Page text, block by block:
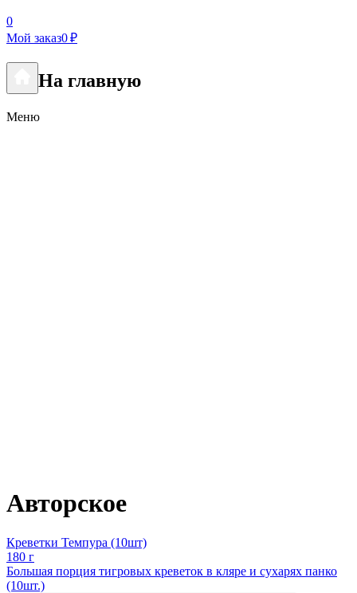
0
Мой заказ0 ₽
На главную
Меню
Авторское
Креветки Темпура (10шт)
180 г
Большая порция тигровых креветок в кляре и сухарях панко
(10шт.)